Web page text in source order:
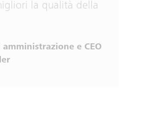
la qualità della
e CEO